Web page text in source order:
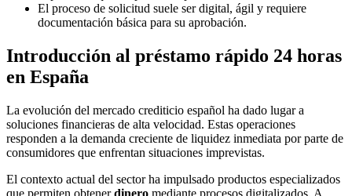
El proceso de solicitud suele ser digital, ágil y requiere
documentación básica para su aprobación.
Introducción al préstamo rápido 24 horas
en España
La evolución del mercado crediticio español ha dado lugar a
soluciones financieras de alta velocidad. Estas operaciones
responden a la demanda creciente de liquidez inmediata por parte de
consumidores que enfrentan situaciones imprevistas.
El contexto actual del sector ha impulsado productos especializados